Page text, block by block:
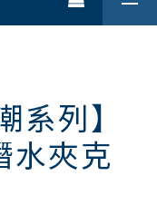
系列】
水夾克